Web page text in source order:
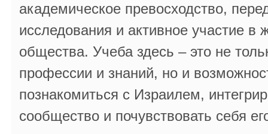
академическое превосходство,
исследования и активное участие в
общества. Учеба здесь – это не
профессии и знаний, но и
познакомиться с Израилем,
сообщество и почувствовать себя